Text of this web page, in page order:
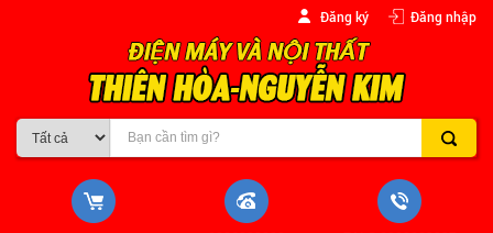
Đăng ký Đăng nhập